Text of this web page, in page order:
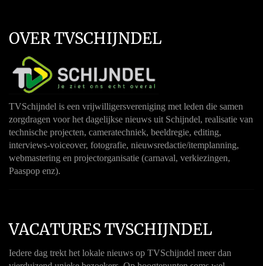
OVER TVSCHIJNDEL
TVSchijndel is een vrijwilligersvereniging met leden die samen
zorgdragen voor het dagelijkse nieuws uit Schijndel, realisatie van
technische projecten, cameratechniek, beeldregie, editing,
interviews-voiceover, fotografie, nieuwsredactie/itemplanning,
webmastering en projectorganisatie (carnaval, verkiezingen,
Paaspop enz).
VACATURES TVSCHIJNDEL
Iedere dag trekt het lokale nieuws op TVSchijndel meer dan